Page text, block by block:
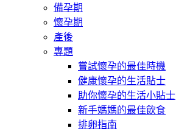
備孕期
懷孕期
產後
專題
嘗試懷孕的最佳時機
健康懷孕的生活貼士
助你懷孕的生活小貼士
新手媽媽的最佳飲食
排卵指南